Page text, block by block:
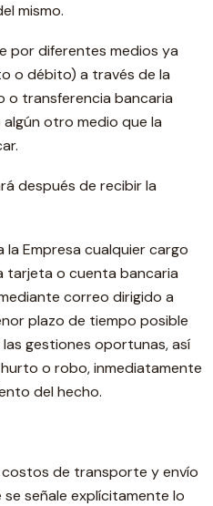
mismo.
por diferentes medios ya
o débito) a través de la
o transferencia bancaria
otro medio que la
después de recibir la
Empresa cualquier cargo
tarjeta o cuenta bancaria
correo dirigido a
plazo de tiempo posible
gestiones oportunas, así
o robo, inmediatamente
del hecho.
de transporte y envío
señale explícitamente lo